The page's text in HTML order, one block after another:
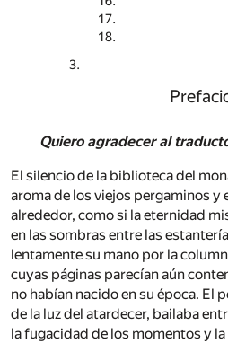
Quiero agradecer al
El silencio de la biblioteca del
aroma de los viejos pergaminos y
alrededor, como si la eternidad
en las sombras entre las
lentamente su mano por la
cuyas páginas parecían aún
no habían nacido en su época. El
de la luz del atardecer, bailaba
la fugacidad de los momentos y